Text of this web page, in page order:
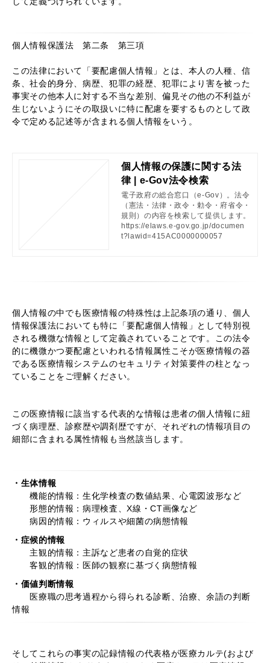
個人情報保護法 第二条 第三項
この法律において「要配慮個人情報」とは、本人の人種、信
条、社会的身分、病歴、犯罪の経歴、犯罪により害を被った
事実その他本人に対する不当な差別、偏見その他の不利益が
生じないようにその取扱いに特に配慮を要するものとして政
令で定める記述等が含まれる個人情報をいう。
個人情報の保護に関する法
律 | e-Gov法令検索
電子政府の総合窓口（e-Gov）。法令
（憲法・法律・政令・勅令・府省令・
規則）の内容を検索して提供します。
https://elaws.e-gov.go.jp/documen
t?lawid=415AC0000000057
個人情報の中でも医療情報の特殊性は上記条項の通り、個人
情報保護法においても特に「要配慮個人情報」として特別視
される機微な情報として定義されていることです。この法令
的に機微かつ要配慮といわれる情報属性こそが医療情報の器
である医療情報システムのセキュリティ対策要件の柱となっ
ていることをご理解ください。
この医療情報に該当する代表的な情報は患者の個人情報に紐
づく病理歴、診察歴や調剤歴ですが、それぞれの情報項目の
細部に含まれる属性情報も当然該当します。
・生体情報
機能的情報：生化学検査の数値結果、心電図波形など
形態的情報：病理検査、X線・CT画像など
病因的情報：ウィルスや細菌の病態情報
・症候的情報
主観的情報：主訴など患者の自覚的症状
客観的情報：医師の観察に基づく病態情報
・価値判断情報
医療職の思考過程から得られる診断、治療、余語の判断
情報
そしてこれらの事実の記録情報の代表格が医療カルテ(および